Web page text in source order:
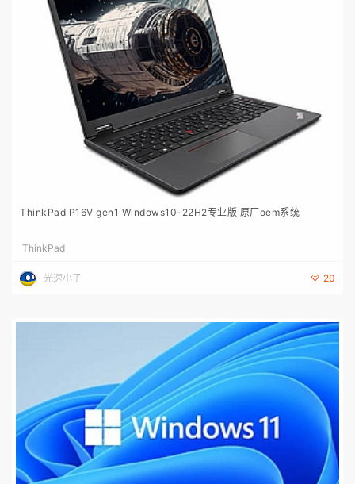
ThinkPad P16V gen1 Windows10-22H2专业版 原厂oem系统
ThinkPad
光速小子 20